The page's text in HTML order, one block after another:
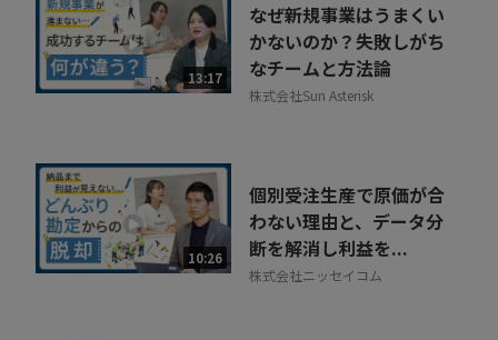
13:17
なぜ新規事業はうまくい
かないのか？失敗しがち
なチームと方法論
株式会社Sun Asterisk
10:26
個別受注生産で原価が合
わない理由と、データ分
断を解消し利益を...
株式会社ニッセイコム